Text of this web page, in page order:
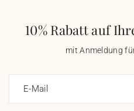
10% Rabatt auf
mit Anmeldung
E-Mail